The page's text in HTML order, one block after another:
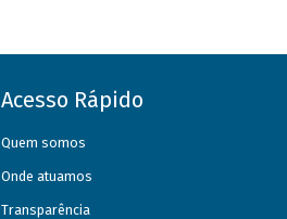
Acesso Rápido
Quem somos
Onde atuamos
Transparência